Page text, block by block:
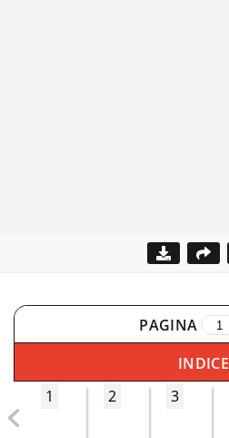
PAGINA
INDICE
1
2 3